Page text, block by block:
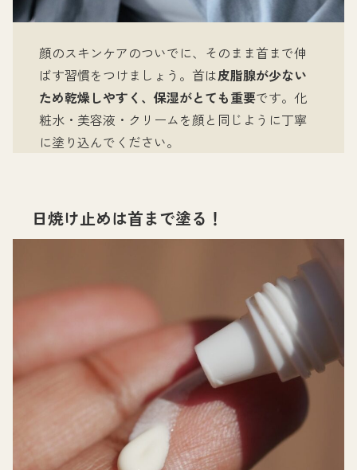
顔のスキンケアのついでに、そのまま首まで伸
ばす習慣をつけましょう。首は皮脂腺が少ない
ため乾燥しやすく、保湿がとても重要です。化
粧水・美容液・クリームを顔と同じように丁寧
に塗り込んでください。
日焼け止めは首まで塗る！